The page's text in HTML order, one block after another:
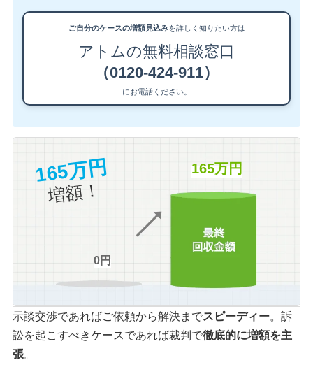
ご自分のケースの増額見込みを詳しく知りたい方は
アトムの無料相談窓口
（0120-424-911）
にお電話ください。
165万円
増額！
0円
165万円
示談交渉であればご依頼から解決までスピーディー。訴
訟を起こすべきケースであれば裁判で徹底的に増額を主
張。